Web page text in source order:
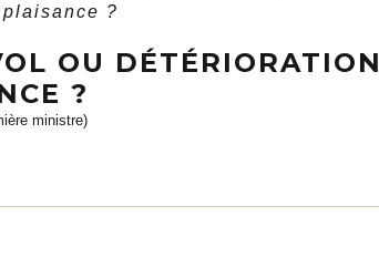
?
OU DÉTÉRIORATION
?
ministre)